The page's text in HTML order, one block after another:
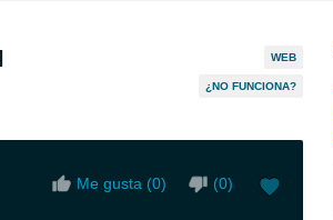
WEB
¿NO FUNCIONA?
Me gusta (0) (0)